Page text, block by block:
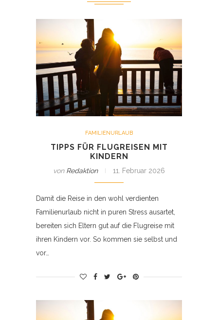
FAMILIENURLAUB
TIPPS FÜR FLUGREISEN MIT
KINDERN
von Redaktion 11. Februar 2026
Damit die Reise in den wohl verdienten
Familienurlaub nicht in puren Stress ausartet,
bereiten sich Eltern gut auf die Flugreise mit
ihren Kindern vor. So kommen sie selbst und
vor…